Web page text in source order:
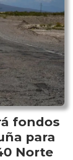
fondos
para
Norte